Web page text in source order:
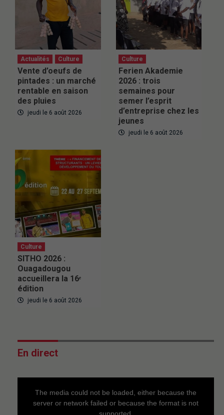
Actualités Culture
Vente d’oeufs de
pintades : un marché
rentable en saison
des pluies
jeudi le 6 août 2026
Culture
Ferien Akademie
2026 : trois
semaines pour
semer l’esprit
d’entreprise chez les
jeunes
jeudi le 6 août 2026
Culture
SITHO 2026 :
Ouagadougou
accueillera la 16ᵉ
édition
jeudi le 6 août 2026
En direct
The media could not be loaded, either because the
server or network failed or because the format is not